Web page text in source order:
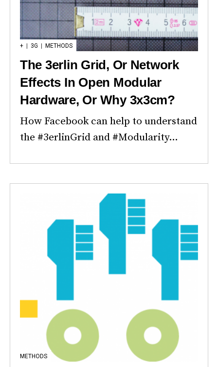
+ | 3G | METHODS
The 3erlin Grid, Or Network
Effects In Open Modular
Hardware, Or Why 3x3cm?
How Facebook can help to understand
the #3erlinGrid and #Modularity…
METHODS